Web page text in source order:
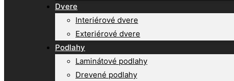
Dvere
Interiérové dvere
Exteriérové dvere
Podlahy
Laminátové podlahy
Drevené podlahy